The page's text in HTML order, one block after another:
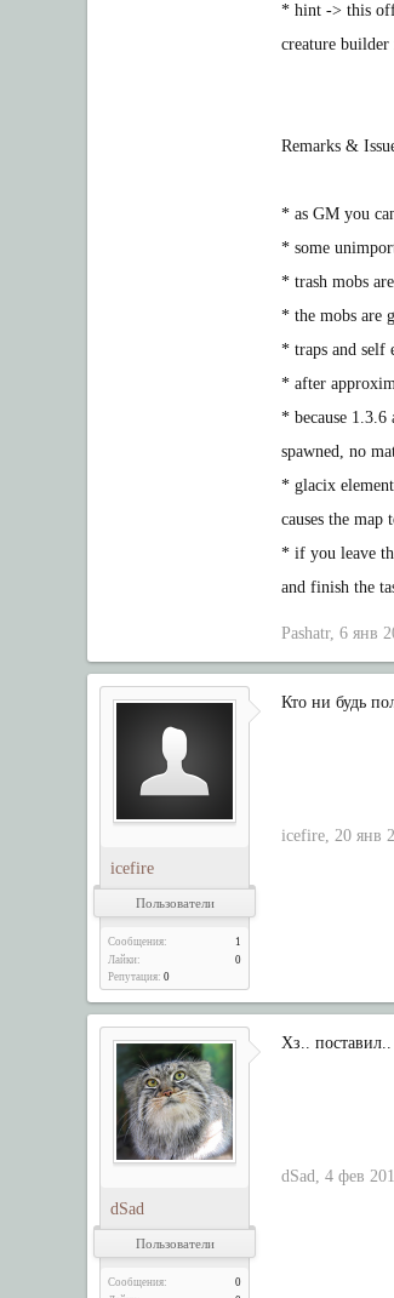
* hint -> this
creature
Remarks &
* as GM you
* some
* trash mobs
* the mobs are
* traps and self
* after
* because
spawned, no
* glacix
causes the
* if you leave
and finish the
Pashatr, 6 янв
icefire
Пользователи
Сообщения:
1
Лайки:
0
Репутация: 0
Кто ни будь
icefire, 20 янв
dSad
Пользователи
Сообщения:
0
Хз..
dSad, 4 фев